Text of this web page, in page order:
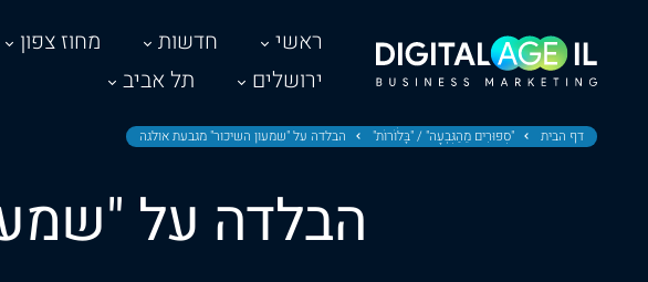
ראשי חדשות מחוז צפון
ירושלים
תל אביב
דף הבית "סִפּוּרִים מֵהַגִּבְעָה" / "בָּלֹוֹרוֹת" הבלדה על "שמעון השיכור" מגבעת אולגה
הבלדה על